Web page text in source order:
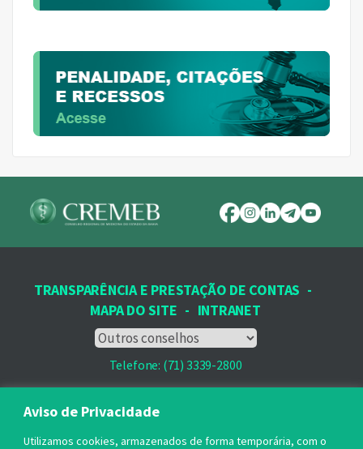
Aviso de Privacidade
Utilizamos cookies, armazenados de forma temporária, com o
Telefone: (71) 3339-2800
Email: protocolo@cremeb.org.br
Rua Dr. José Peroba, 251 - Stiep,
Salvador, BA - CEP: 41.770-235,
TRANSPARÊNCIA E PRESTAÇÃO DE CONTAS -
MAPA DO SITE - INTRANET